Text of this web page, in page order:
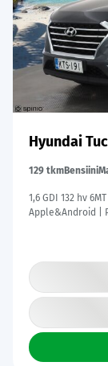
Hyundai
129 tkmBensiini
1,6 GDI 132 hv
Apple&Android |